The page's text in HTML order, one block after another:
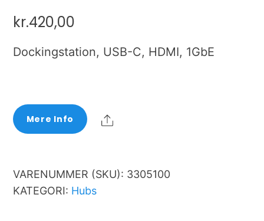
kr.420,00
Dockingstation, USB-C, HDMI, 1GbE
Mere Info Share
VARENUMMER (SKU): 3305100
KATEGORI: Hubs